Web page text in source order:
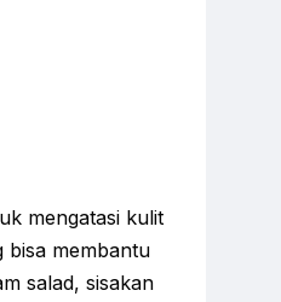
mengatasi kulit
bisa membantu
salad, sisakan